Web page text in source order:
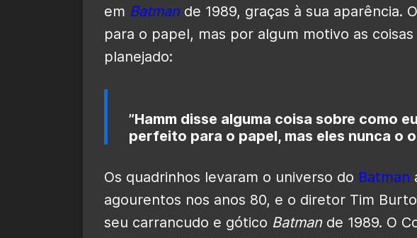
em Batman de 1989, graças à sua aparência.
para o papel, mas por algum motivo as
planejado:
”Hamm disse alguma coisa sobre como
perfeito para o papel, mas eles nunca o
Os quadrinhos levaram o universo do Batman
agourentos nos anos 80, e o diretor Tim
seu carrancudo e gótico Batman de 1989. O